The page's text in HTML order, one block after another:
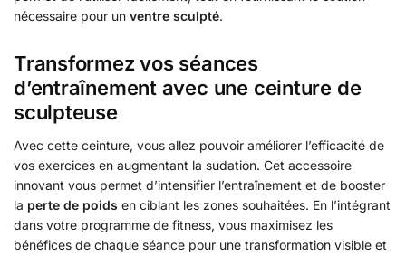
nécessaire pour un ventre sculpté.
Transformez vos séances
d’entraînement avec une ceinture de
sculpteuse
Avec cette ceinture, vous allez pouvoir améliorer l’efficacité de
vos exercices en augmentant la sudation. Cet accessoire
innovant vous permet d’intensifier l’entraînement et de booster
la perte de poids en ciblant les zones souhaitées. En l’intégrant
dans votre programme de fitness, vous maximisez les
bénéfices de chaque séance pour une transformation visible et